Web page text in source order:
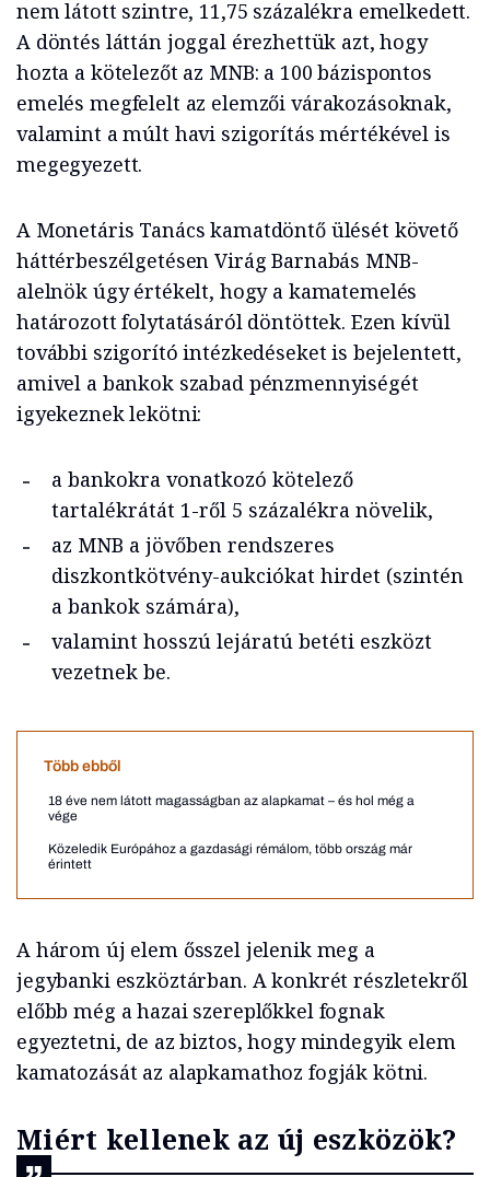
nem látott szintre, 11,75 százalékra emelkedett.
A döntés láttán joggal érezhettük azt, hogy
hozta a kötelezőt az MNB: a 100 bázispontos
emelés megfelelt az elemzői várakozásoknak,
valamint a múlt havi szigorítás mértékével is
megegyezett.
A Monetáris Tanács kamatdöntő ülését követő
háttérbeszélgetésen Virág Barnabás MNB-
alelnök úgy értékelt, hogy a kamatemelés
határozott folytatásáról döntöttek. Ezen kívül
további szigorító intézkedéseket is bejelentett,
amivel a bankok szabad pénzmennyiségét
igyekeznek lekötni:
a bankokra vonatkozó kötelező
tartalékrátát 1-ről 5 százalékra növelik,
az MNB a jövőben rendszeres
diszkontkötvény-aukciókat hirdet (szintén
a bankok számára),
valamint hosszú lejáratú betéti eszközt
vezetnek be.
Több ebből
18 éve nem látott magasságban az alapkamat – és hol még a
vége
Közeledik Európához a gazdasági rémálom, több ország már
érintett
A három új elem ősszel jelenik meg a
jegybanki eszköztárban. A konkrét részletekről
előbb még a hazai szereplőkkel fognak
egyeztetni, de az biztos, hogy mindegyik elem
kamatozását az alapkamathoz fogják kötni.
Miért kellenek az új eszközök?